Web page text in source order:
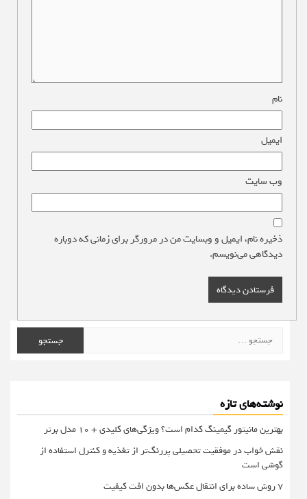
نام
ایمیل
وب‌ سایت
ذخیره نام، ایمیل و وبسایت من در مرورگر برای زمانی که دوباره
دیدگاهی می‌نویسم.
برای:
نوشته‌های تازه
بهترین مانیتور گیمینگ کدام است؟ ویژگی‌های کلیدی + 10 مدل برتر
نقش خواب در موفقیت تحصیلی پررنگ‌تر از تغذیه و کنترل استفاده از
گوشی است
۷ روش ساده برای انتقال عکس‌ها بدون افت کیفیت